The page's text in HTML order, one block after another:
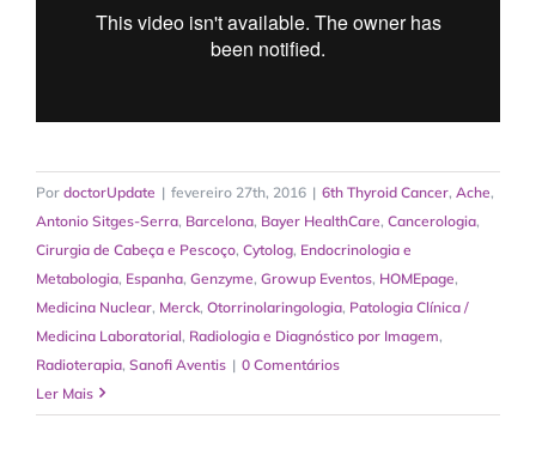
Por doctorUpdate | fevereiro 27th, 2016 | 6th Thyroid Cancer, Ache,
Antonio Sitges-Serra, Barcelona, Bayer HealthCare, Cancerologia,
Cirurgia de Cabeça e Pescoço, Cytolog, Endocrinologia e
Metabologia, Espanha, Genzyme, Growup Eventos, HOMEpage,
Medicina Nuclear, Merck, Otorrinolaringologia, Patologia Clínica /
Medicina Laboratorial, Radiologia e Diagnóstico por Imagem,
Radioterapia, Sanofi Aventis | 0 Comentários
Ler Mais